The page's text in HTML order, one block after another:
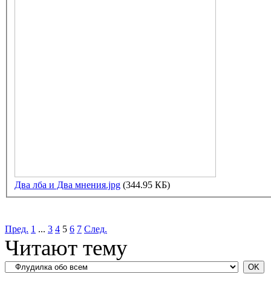
Два лба и Два мнения.jpg (344.95 КБ)
Пред. 1 ... 3 4 5 6 7 След.
Читают тему